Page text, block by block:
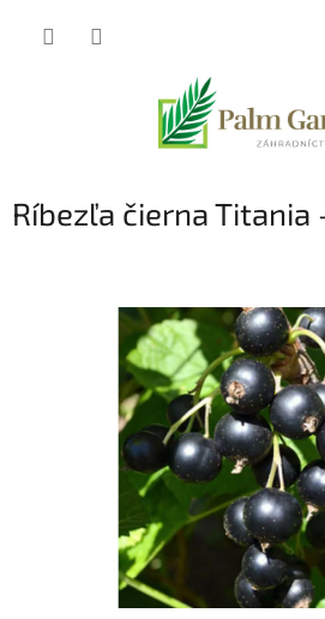
Ríbezľa čierna Titania